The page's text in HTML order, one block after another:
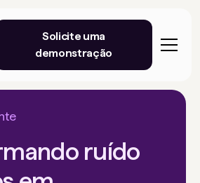
Solicite uma
demonstração
ruído